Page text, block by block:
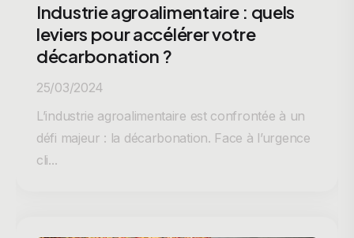
Industrie agroalimentaire : quels
leviers pour accélérer votre
décarbonation ?
25/03/2024
L’industrie agroalimentaire est confrontée à un
défi majeur : la décarbonation. Face à l’urgence
cli...